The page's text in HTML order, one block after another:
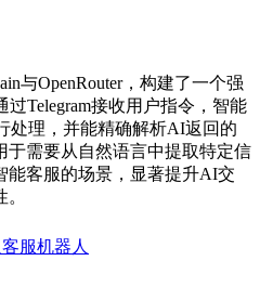
与OpenRouter，构建了一个强
Telegram接收用户指令，智能
处理，并能精确解析AI返回的
于需要从自然语言中提取特定信
能客服的场景，显著提升AI交
客服机器人